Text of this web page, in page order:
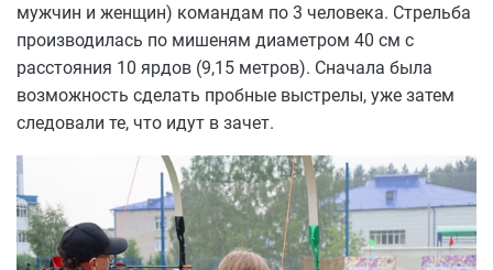
мужчин и женщин) командам по 3 человека. Стрельба
производилась по мишеням диаметром 40 см с
расстояния 10 ярдов (9,15 метров). Сначала была
возможность сделать пробные выстрелы, уже затем
следовали те, что идут в зачет.